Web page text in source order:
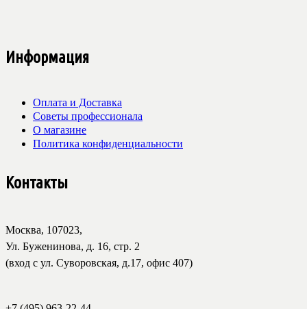
Информация
Оплата и Доставка
Советы профессионала
О магазине
Политика конфиденциальности
Контакты
Москва, 107023,
Ул. Буженинова, д. 16, стр. 2
(вход с ул. Суворовская, д.17, офис 407)